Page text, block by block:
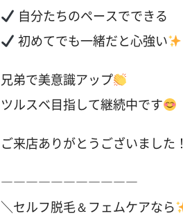
自分たちのペースでできる
初めてでも一緒だと心強い
兄弟で美意識アップ
ツルスベ目指して継続中です
ご来店ありがとうございました！
―――――――――――
＼セルフ脱毛＆フェムケアなら